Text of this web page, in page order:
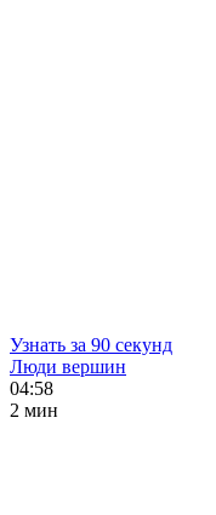
Узнать за 90 секунд
Люди вершин
04:58
2 мин